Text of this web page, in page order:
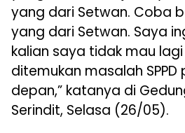
yang dari Setwan. Coba
yang dari Setwan. Saya
kalian saya tidak mau
ditemukan masalah
depan,” katanya di
Serindit, Selasa (26/05).